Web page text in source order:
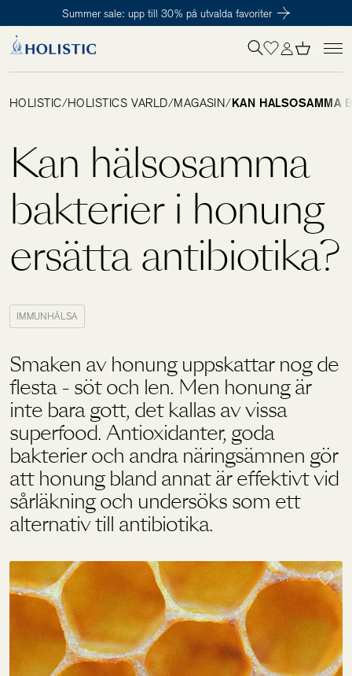
Summer sale: upp till 30% på utvalda favoriter
Kit
Holistics värld
Utbildning
För återförsäljare
Tillagd i varukorgen Till kassan
För att påbörja en prenumeration hos oss så behöver du vara medlem i
Holistic Club. Det är helt kostnadsfritt.
HOLISTIC/HOLISTICS VÄRLD/MAGASIN/KAN HÄLSOSAMMA
Kan hälsosamma
bakterier i honung
ersätta antibiotika?
IMMUNHÄLSA
Smaken av honung uppskattar nog de
flesta - söt och len. Men honung är
inte bara gott, det kallas av vissa
superfood. Antioxidanter, goda
bakterier och andra näringsämnen gör
att honung bland annat är effektivt vid
sårläkning och undersöks som ett
alternativ till antibiotika.